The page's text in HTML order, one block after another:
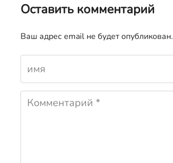
Оставить комментарий
Ваш адрес email не будет опубликован.